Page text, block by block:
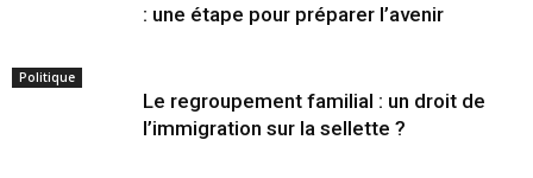
: une étape pour préparer l’avenir
Politique
Le regroupement familial : un droit de
l’immigration sur la sellette ?